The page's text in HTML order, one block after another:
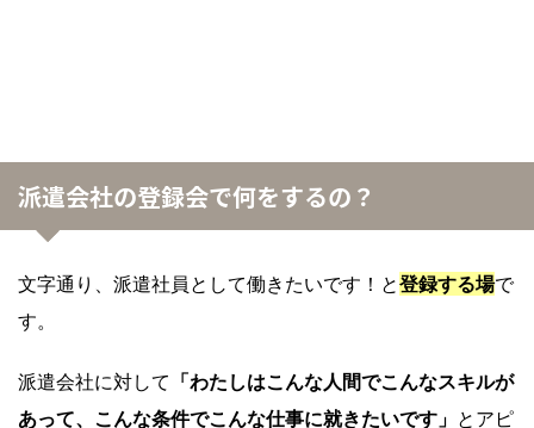
派遣会社の登録会で何をするの？
文字通り、派遣社員として働きたいです！と登録する場で
す。
派遣会社に対して 「わたしはこんな人間でこんなスキルが
あって、こんな条件でこんな仕事に就きたいです」 とアピ